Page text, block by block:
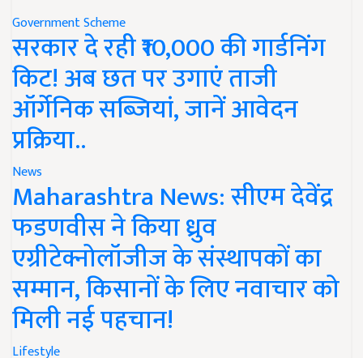
Government Scheme
सरकार दे रही ₹10,000 की गार्डनिंग
किट! अब छत पर उगाएं ताजी
ऑर्गेनिक सब्जियां, जानें आवेदन
प्रक्रिया..
News
Maharashtra News: सीएम देवेंद्र
फडणवीस ने किया ध्रुव
एग्रीटेक्नोलॉजीज के संस्थापकों का
सम्मान, किसानों के लिए नवाचार को
मिली नई पहचान!
Lifestyle